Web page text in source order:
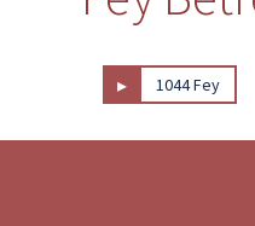
▸ 1044 Fey